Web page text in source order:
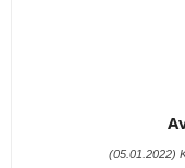
(05.01.2022)